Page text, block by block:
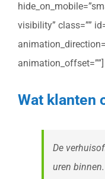
visibility” class=””
animation_offset=””]
Wat klanten
De
uren